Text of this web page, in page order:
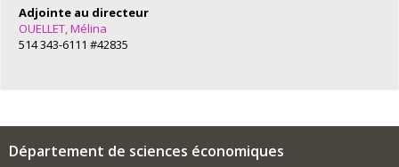
Adjointe au directeur
OUELLET, Mélina
514 343-6111 #42835
Département de sciences économiques